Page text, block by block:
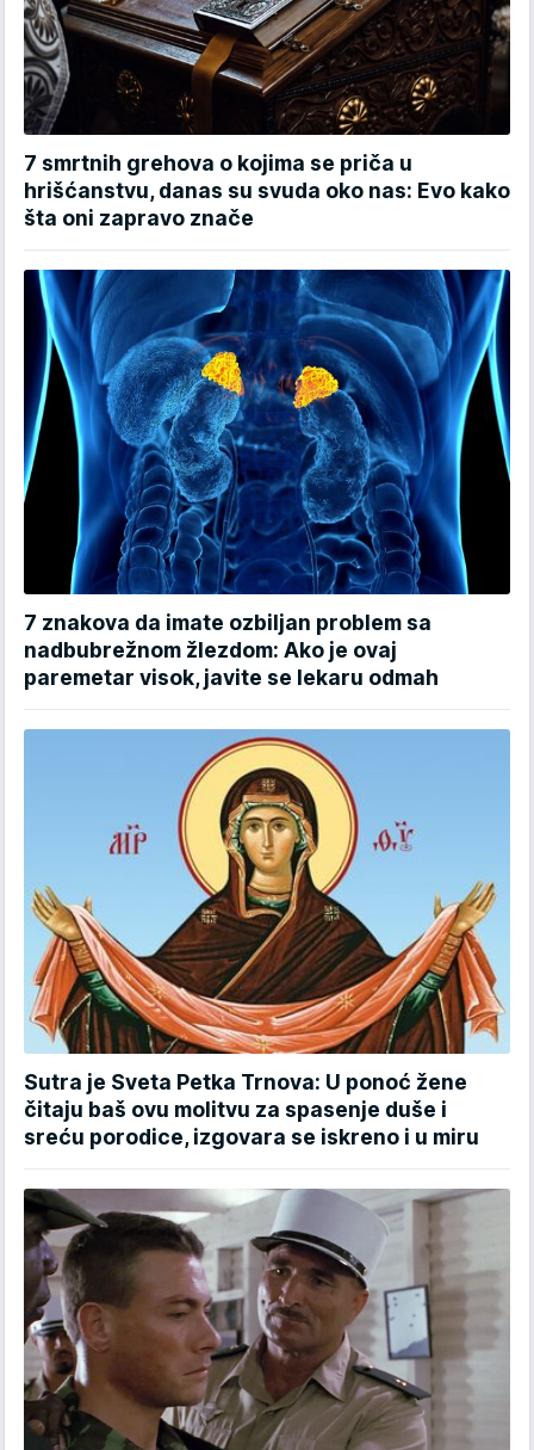
7 smrtnih grehova o kojima se priča u
hrišćanstvu, danas su svuda oko nas: Evo kako
šta oni zapravo znače
7 znakova da imate ozbiljan problem sa
nadbubrežnom žlezdom: Ako je ovaj
paremetar visok, javite se lekaru odmah
Sutra je Sveta Petka Trnova: U ponoć žene
čitaju baš ovu molitvu za spasenje duše i
sreću porodice, izgovara se iskreno i u miru